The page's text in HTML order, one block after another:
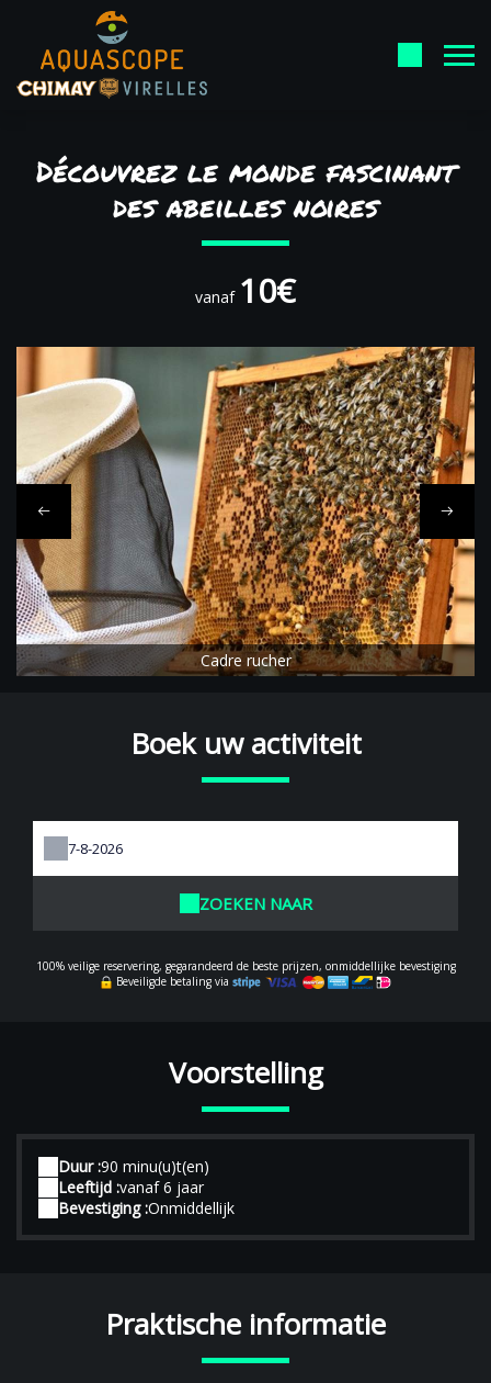
Découvrez le monde fascinant
des abeilles noires
vanaf 10€
Cadre rucher
Boek uw activiteit
ZOEKEN NAAR
100% veilige reservering, gegarandeerd de beste prijzen, onmiddellijke bevestiging
Beveiligde betaling via
Voorstelling
Duur :90 minu(u)t(en)
Leeftijd :vanaf 6 jaar
Bevestiging :Onmiddellijk
Praktische informatie